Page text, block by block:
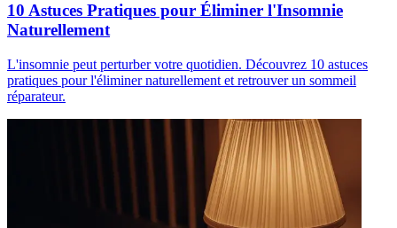
10 Astuces Pratiques pour Éliminer l'Insomnie
Naturellement
L'insomnie peut perturber votre quotidien. Découvrez 10 astuces
pratiques pour l'éliminer naturellement et retrouver un sommeil
réparateur.